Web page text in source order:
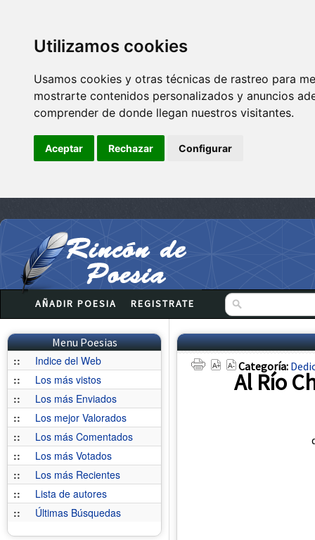
Utilizamos cookies
Usamos cookies y otras técnicas de rastreo para
mostrarte contenidos personalizados y anuncios
comprender de donde llegan nuestros visitantes.
Aceptar Rechazar Configurar
AÑADIR POESIA REGISTRATE
Menu Poesias
::
Indice del Web
::
Los más vistos
::
Los más Enviados
::
Los mejor Valorados
::
Los más Comentados
::
Los más Votados
::
Los más Recientes
::
Lista de autores
::
Últimas Búsquedas
Categoría:
Al Río